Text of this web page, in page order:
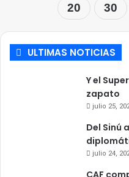
20 30
ULTIMAS NOTICIAS
Y el
zapato
julio 25,
Del Sinú
julio 24,